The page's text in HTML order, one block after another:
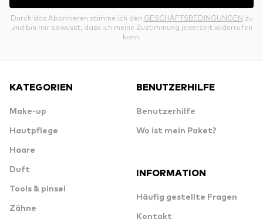
Durch das Abonnieren stimme ich den GESCHÄFTSBEDINGUNGEN zu
und bin mir bewusst, dass ich meine Zustimmung jederzeit widerrufen
kann.
KATEGORIEN
Make-up
Hautpflege
Haare
Duft
Tools & pinsel
Zähne
BENUTZERHILFE
Benutzerhilfe
Wo ist mein Paket?
INFORMATION
Häufig gestellte Fragen
Kontakt